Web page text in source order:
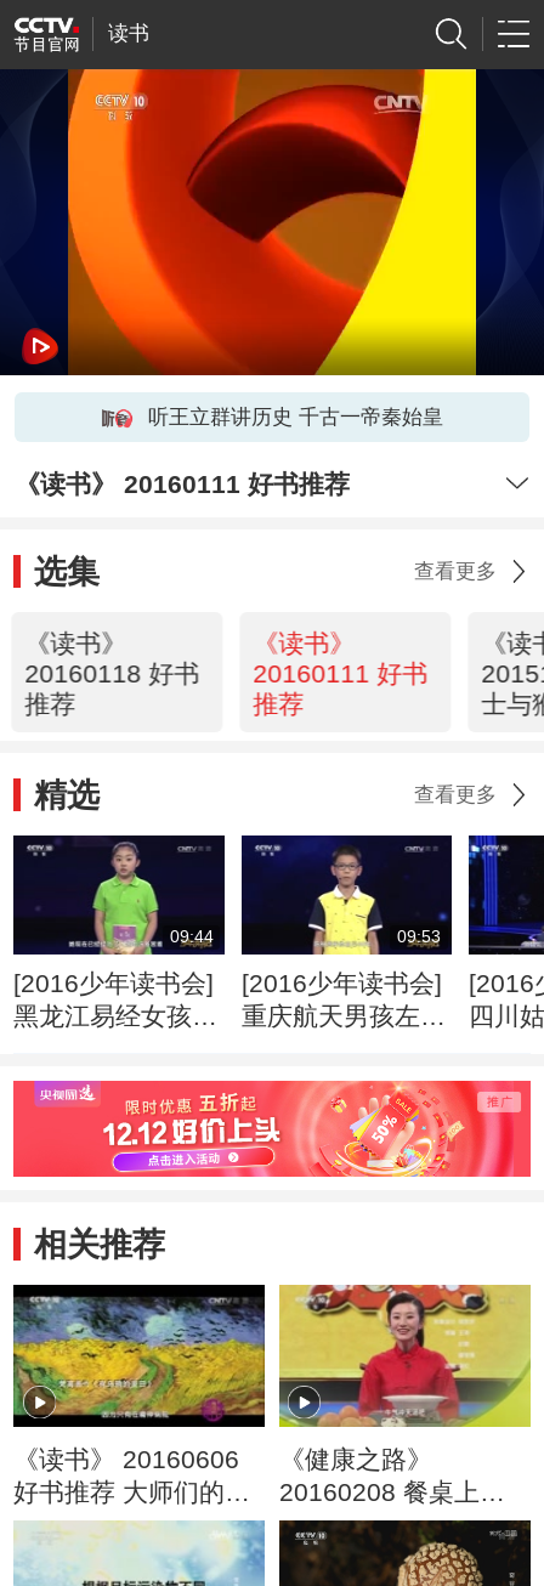
读书
听王立群讲历史 千古一帝秦始皇
《读书》 20160111 好书推荐
选集 查看更多
《读书》
20160118 好书
推荐
《读书》
20160111 好书
推荐
《
士与
精选 查看更多
09:44
[2016少年读书会]
黑龙江易经女孩张
09:53
[2016少年读书会]
重庆航天男孩左博
我领航》
[2016
四川
选》
相关推荐
《读书》 20160606
好书推荐 大师们的传
记
《健康之路》
20160208 餐桌上的
春节（一）